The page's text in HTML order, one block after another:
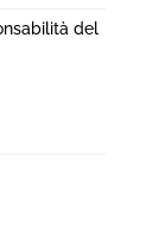
del